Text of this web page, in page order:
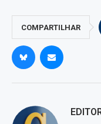
COMPARTILHAR